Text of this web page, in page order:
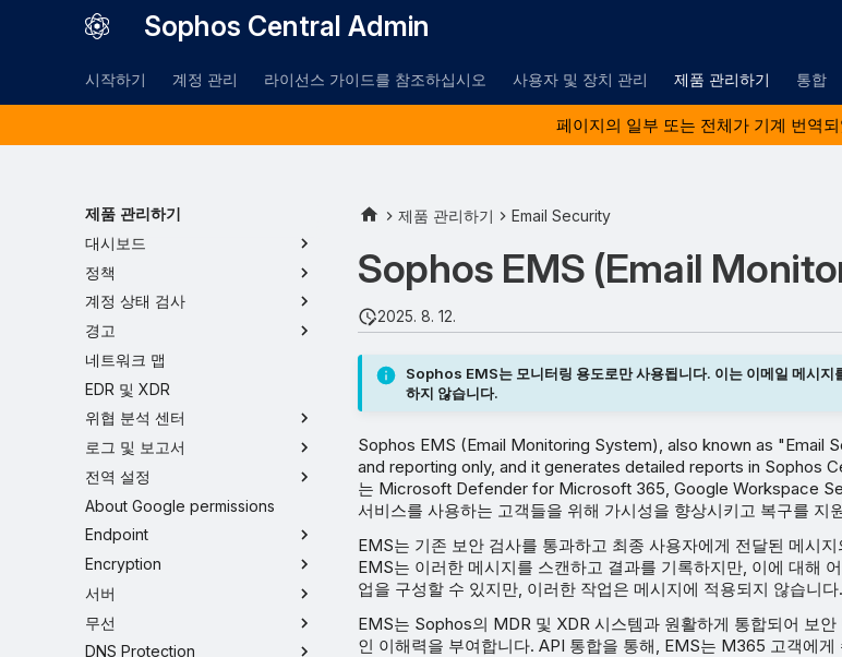
Sophos Central Admin
시작하기 계정 관리 라이선스 가이드를 참조하십시오 사용자 및 장치 관리 제품 관리하기 통합
페이지의 일부 또는 전체가 기계 번역
제품 관리하기
대시보드
정책
계정 상태 검사
경고
네트워크 맵
EDR 및 XDR
위협 분석 센터
로그 및 보고서
전역 설정
About Google permissions
Endpoint
Encryption
서버
무선
DNS Protection
제품 관리하기 Email Security
Sophos EMS (Email
2025. 8. 12.
Sophos EMS는 모니터링 용도로만 사용됩니다. 이는 이메일 메시지
하지 않습니다.
Sophos EMS (Email Monitoring System), also known as "Email
and reporting only, and it generates detailed reports in Sophos
는 Microsoft Defender for Microsoft 365, Google Workspace
서비스를 사용하는 고객들을 위해 가시성을 향상시키고 복구를 지
EMS는 기존 보안 검사를 통과하고 최종 사용자에게 전달된 메시
EMS는 이러한 메시지를 스캔하고 결과를 기록하지만, 이에 대해
업을 구성할 수 있지만, 이러한 작업은 메시지에 적용되지 않습니다.
EMS는 Sophos의 MDR 및 XDR 시스템과 원활하게 통합되어 보
인 이해력을 부여합니다. API 통합을 통해, EMS는 M365 고객에